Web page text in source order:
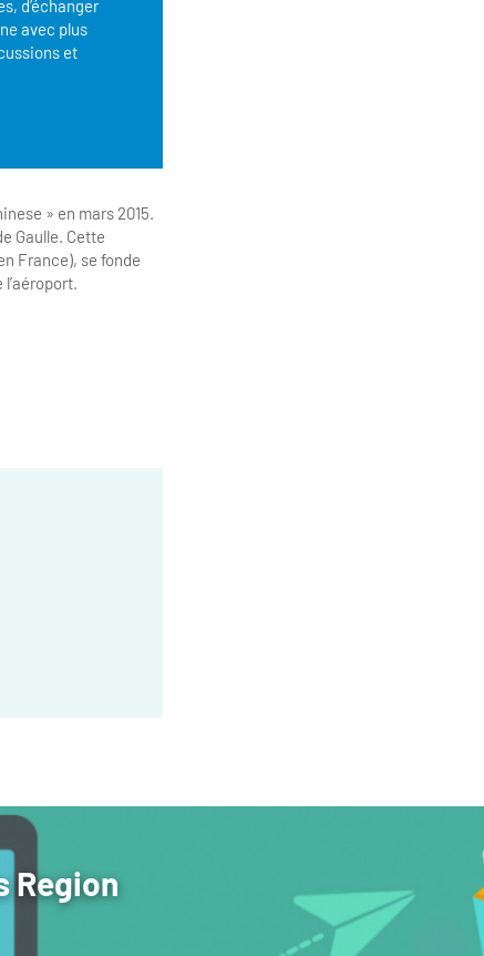
d’échanger
avec plus
et
» en mars 2015.
Gaulle. Cette
France), se fonde
Region